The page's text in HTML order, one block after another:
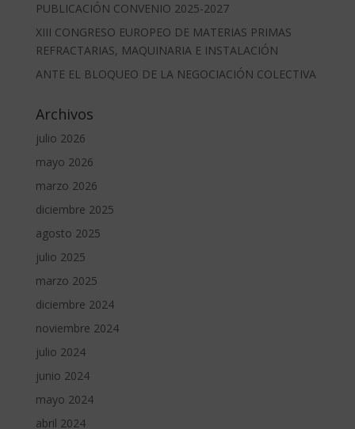
PUBLICACIÓN CONVENIO 2025-2027
XIII CONGRESO EUROPEO DE MATERIAS PRIMAS
REFRACTARIAS, MAQUINARIA E INSTALACIÓN
ANTE EL BLOQUEO DE LA NEGOCIACIÓN COLECTIVA
Archivos
julio 2026
mayo 2026
marzo 2026
diciembre 2025
agosto 2025
julio 2025
marzo 2025
diciembre 2024
noviembre 2024
julio 2024
junio 2024
mayo 2024
abril 2024